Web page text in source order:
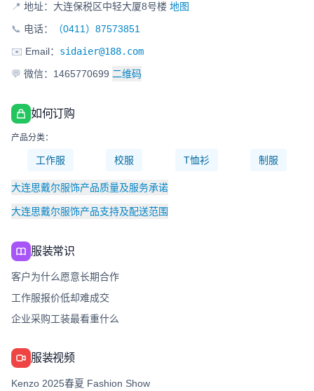
📍 地址：大连保税区中轻大厦8号楼 地图
📞 电话：
（0411）87573851
✉️ Email： sidaier@188.com
💬 微信：1465770699 二维码
如何订购
产品分类：
工作服 校服 T恤衫 制服
大连思戴尔服饰产品质量及服务承诺
大连思戴尔服饰产品支持及配送范围
服装常识
客户为什么愿意长期合作
工作服报价低却难成交
企业采购工装最看重什么
服装视频
Kenzo 2025春夏 Fashion Show